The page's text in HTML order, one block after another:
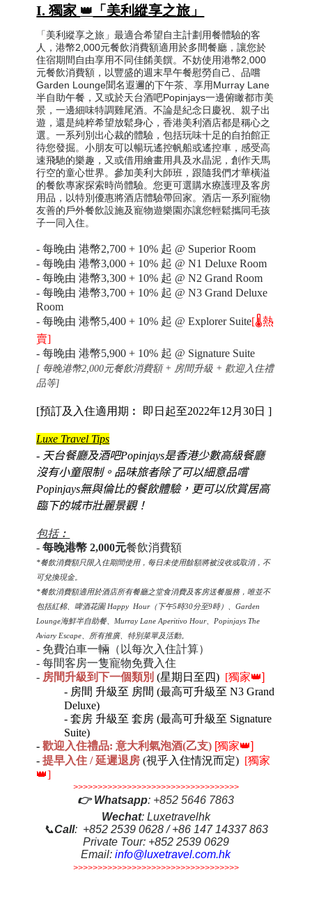
I. 獨家 👑 「美利縱享之旅」
「美利縱享之旅」最適合希望自主計劃用餐體驗的客
人，港幣2,000元餐飲消費額適用於多間餐廳，讓您於
住宿期間自由享用不同佳餚美饌。不妨使用港幣2,000
元餐飲消費額，以豐盛的週末早午餐慰勞自己、品嚐
Garden Lounge聞名遐邇的下午茶、享用Murray Lane
半自助午餐，又或於天台酒吧Popinjays一邊俯瞰都市美
景，一邊細味特調雞尾酒。不論是紀念日慶祝、親子出
遊，還是純粹希望放鬆身心，香港美利酒店都是稱心之
選。一系列別出心裁的體驗，包括玩味十足的自拍館正
待您發掘。小朋友可以暢玩遙控帆船或遙控車，感受高
速飛馳的樂趣，又或借用繪畫用具及水晶泥，創作天馬
行空的童心世界。參加美利大師班，跟隨我們才華橫溢
的餐飲專家探索時尚體驗。您更可選購水療護理及客房
用品，以特別優惠將酒店體驗帶回家。酒店一系列寵物
友善的戶外餐飲設施及寵物遊樂園亦讓您輕鬆攜同毛孩
子一同入住。
-每晚由 港幣2,700 + 10% 起 @ Superior Room
-每晚由 港幣3,000 + 10% 起 @ N1 Deluxe Room
-每晚由 港幣3,300 + 10% 起 @ N2 Grand Room
-每晚由 港幣3,700 + 10% 起 @ N3 Grand Deluxe
Room
-每晚由 港幣5,400 + 10% 起 @ Explorer Suite[🌡️熱
賣]
-每晚由 港幣5,900 + 10% 起 @ Signature Suite
[ 每晚港幣2,000元餐飲消費額 + 房間升級 + 歡迎入住禮
品等]
[預訂及入住適用期︰ 即日起至2022年12月30日]
Luxe Travel Tips
- 天台餐廳及酒吧Popinjays是香港少數高級餐廳
沒有小童限制。 品味旅者除了可以細意品嚐
Popinjays無與倫比的餐飲體驗，更可以欣賞居高
臨下的城市壯麗景觀！
包括︰
-每晚港幣 2,000元餐飲消費額
*餐飲消費額只限入住期間使用，每日未使用餘額將被沒收或取消，不
可兌換現金。
*餐飲消費額適用於酒店所有餐廳之堂食消費及客房送餐服務，唯並不
包括紅棉、啤酒花園 Happy Hour（下午5時30分至9時）、Garden
Lounge海鮮半自助餐、Murray Lane Aperitivo Hour、Popinjays The
Aviary Escape、所有推廣、特別菜單及活動。
- 免費泊車一輛（以每次入住計算）
- 每間客房一隻寵物免費入住
- 房間升級到下一個類別 (星期日至四) [獨家👑]
- 房間 升級至 房間 (最高可升級至 N3 Grand
Deluxe)
- 套房 升級至 套房 (最高可升級至 Signature
Suite)
- 歡迎入住禮品: 意大利氣泡酒(乙支) [獨家👑]
- 提早入住 / 延遲退房 (視乎入住情況而定) [獨家
👑]
>>>>>>>>>>>>>>>>>>>>>>>>>>>>>>>>>>
👉Whatsapp: +852 5646 7863
Wechat: Luxetravelhk
📞Call: +852 2539 0628 / +86 147 14337 863
Private Tour: +852 2539 0629
Email:info@luxetravel.com.hk
>>>>>>>>>>>>>>>>>>>>>>>>>>>>>>>>>>